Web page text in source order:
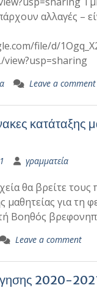
αλλαγές –
file/d/
view?usp=sharing
Leave a comment
κατάταξης
γραμματεία
θα βρείτε
μαθητείας για τη
Βοηθός
Leave a comment
2020-